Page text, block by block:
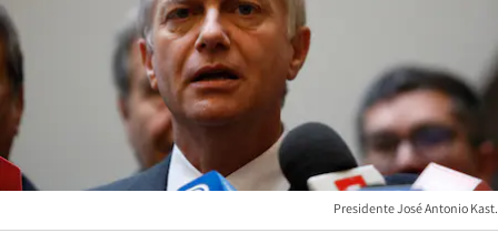
Presidente José Antonio Kast.